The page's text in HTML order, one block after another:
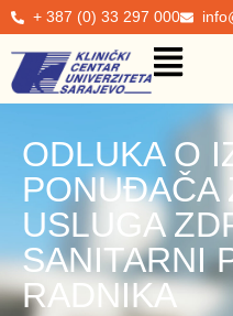
+ 387 (0) 33 297 000
ODLUKA O
PONUĐAČA
USLUGA
SANITARNI
RADNIKA